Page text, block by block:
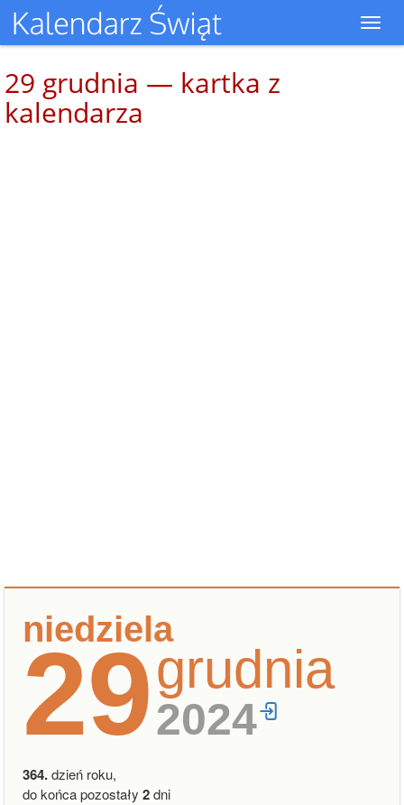
29 grudnia — kartka z
kalendarza
niedziela
29grudnia
2024
364.dzień roku,
do końca pozostały 2dni